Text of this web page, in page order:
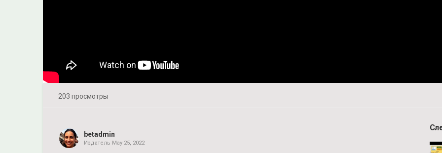
203 просмотры
betadmin
Издатель May 25, 2022